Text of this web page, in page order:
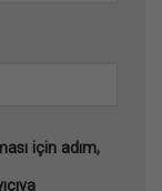
için adım,